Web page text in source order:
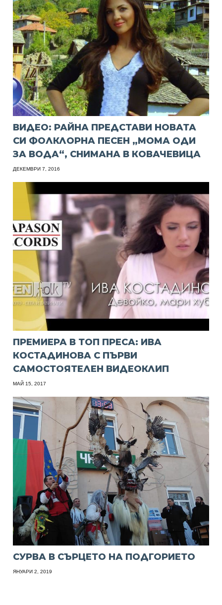
ВИДЕО: РАЙНА ПРЕДСТАВИ НОВАТА
СИ ФОЛКЛОРНА ПЕСЕН „МОМА ОДИ
ЗА ВОДА“, СНИМАНА В КОВАЧЕВИЦА
ДЕКЕМВРИ 7, 2016
ПРЕМИЕРА В ТОП ПРЕСА: ИВА
КОСТАДИНОВА С ПЪРВИ
САМОСТОЯТЕЛЕН ВИДЕОКЛИП
МАЙ 15, 2017
СУРВА В СЪРЦЕТО НА ПОДГОРИЕТО
ЯНУАРИ 2, 2019